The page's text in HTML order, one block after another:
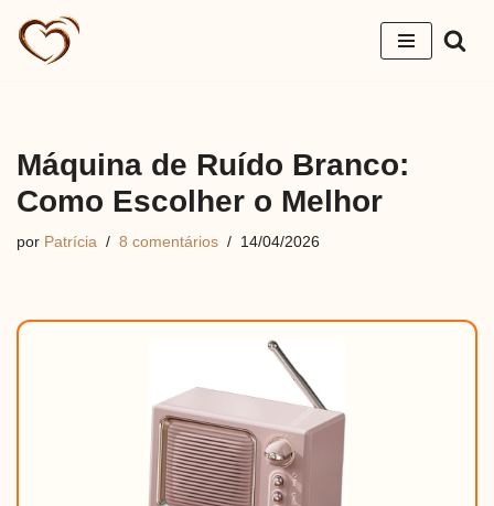
Pular
Máquina de Ruído Branco:
Como Escolher o Melhor
por Patrícia 8 comentários 14/04/2026